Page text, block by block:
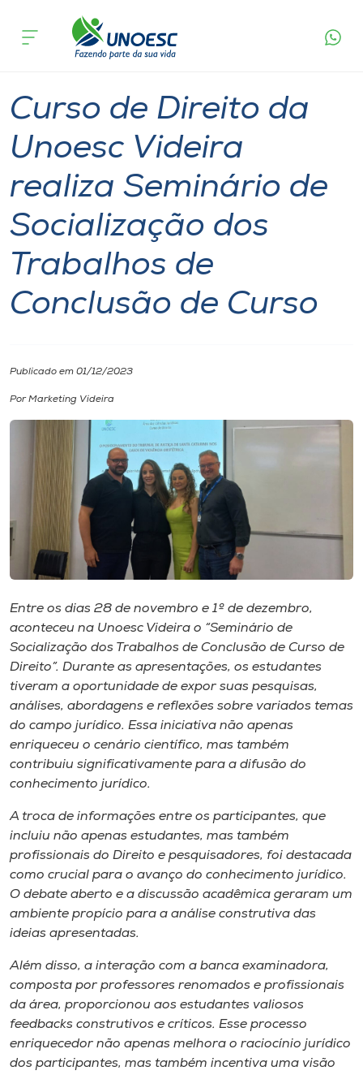
Cursos
Pesquisa
Atendimento ao Estudante
Portal de Ensino
Unoesc
I.nova
Diplomados
Cultura
CPA
Editora
Rádio
Museu
Unoesc
Selecione
o idioma
A+
A-
acontece
Conclusão de Curso
Seminário
Curso de Direito da
Unoesc Videira
realiza Seminário de
Socialização dos
Trabalhos de
Conclusão de Curso
Publicado em 01/12/2023
Por Marketing Videira
Entre os dias 28 de novembro e 1º de dezembro,
aconteceu na Unoesc Videira o “Seminário de
Socialização dos Trabalhos de Conclusão de Curso de
Direito”. Durante as apresentações, os estudantes
tiveram a oportunidade de expor suas pesquisas,
análises, abordagens e reflexões sobre variados temas
do campo jurídico. Essa iniciativa não apenas
enriqueceu o cenário científico, mas também
contribuiu significativamente para a difusão do
conhecimento jurídico.
A troca de informações entre os participantes, que
incluiu não apenas estudantes, mas também
profissionais do Direito e pesquisadores, foi destacada
como crucial para o avanço do conhecimento jurídico.
O debate aberto e a discussão acadêmica geraram um
ambiente propício para a análise construtiva das
ideias apresentadas.
Além disso, a interação com a banca examinadora,
composta por professores renomados e profissionais
da área, proporcionou aos estudantes valiosos
feedbacks construtivos e críticos. Esse processo
enriquecedor não apenas melhora o raciocínio jurídico
dos participantes, mas também incentiva uma visão